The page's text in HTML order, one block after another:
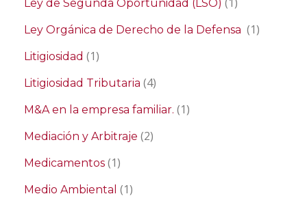
Ley de Segunda Oportunidad (LSO)
Ley Orgánica de Derecho de la Defensa (1)
Litigiosidad (1)
Litigiosidad Tributaria (4)
M&A en la empresa familiar. (1)
Mediación y Arbitraje (2)
Medicamentos (1)
Medio Ambiental (1)